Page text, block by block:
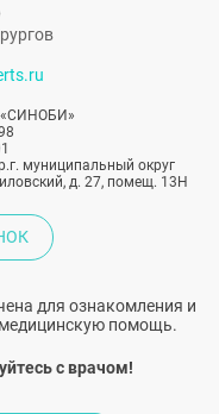
«СИНОБИ»
муниципальный округ
д. 27, помещ. 13Н
для ознакомления и
помощь.
с врачом!